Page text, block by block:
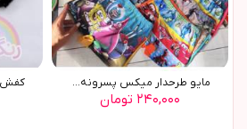
مایو طرحدار میکس پسرونه(9750)
۲۴۰,۰۰۰ تومان